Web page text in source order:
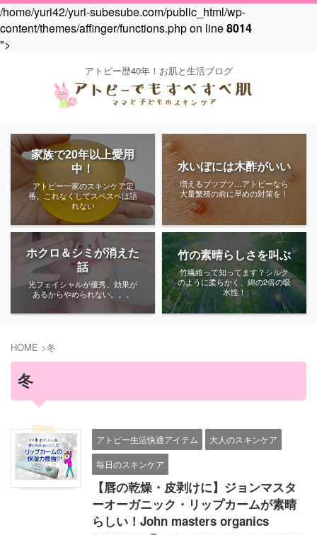
/home/yuri42/yuri-subesube.com/public_html/wp-
content/themes/affinger/functions.php on line8014
">
アトピー歴40年！お肌と生活ブログ
家族で20年以上愛用
中！
アトピー一家のスキンケア定
番。これなくしてスベスベは語
れない
水いぼには木酢がいい
増えるブツブツ…アトピーなら
大量繁殖の前に早めの対策を！
ホクロ＆シミが消えた
話
光フェイシャルが優秀。効果が
あるからやめられない。。。
竹の素晴らしさを叫ぶ
竹繊維って知ってます？シルク
のように柔らかく、綿の2倍の吸
水性！
HOME >冬
冬
アトピー生活快適アイテム 大人のスキンケア
毎日のスキンケア
【唇の乾燥・皮剥けに】ジョンマスタ
ーオーガニック・リップカームが素晴
らしい！John masters organics